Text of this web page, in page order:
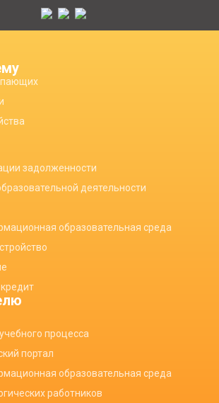
задолженности
деятельности
образовательная среда
процесса
портал
образовательная среда
работников